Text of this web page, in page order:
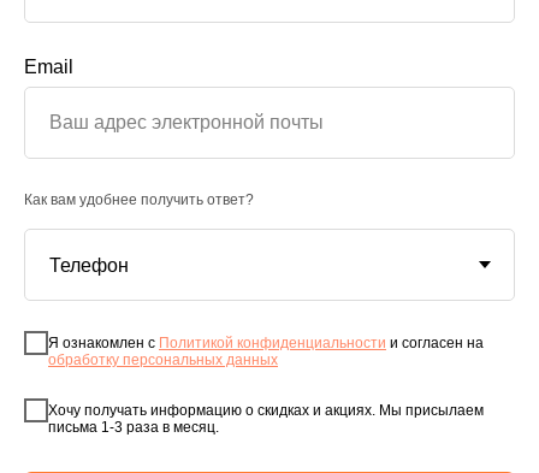
Email
Как вам удобнее получить ответ?
Я ознакомлен с Политикой конфиденциальности и согласен на
обработку персональных данных
Хочу получать информацию о скидках и акциях. Мы присылаем
письма 1-3 раза в месяц.